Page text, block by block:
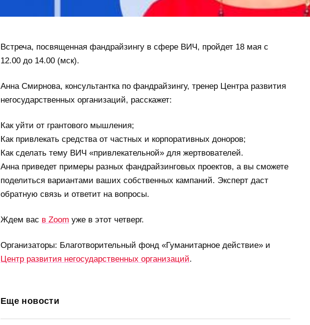
Встреча, посвященная фандрайзингу в сфере ВИЧ, пройдет 18 мая с
12.00 до 14.00 (мск).
Анна Смирнова, консультантка по фандрайзингу, тренер Центра развития
негосударственных организаций, расскажет:
Как уйти от грантового мышления;
Как привлекать средства от частных и корпоративных доноров;
Как сделать тему ВИЧ «привлекательной» для жертвователей.
Анна приведет примеры разных фандрайзинговых проектов, а вы сможете
поделиться вариантами ваших собственных кампаний. Эксперт даст
обратную связь и ответит на вопросы.
Ждем вас в Zoom уже в этот четверг.
Организаторы: Благотворительный фонд «Гуманитарное действие» и
Центр развития негосударственных организаций.
Еще новости